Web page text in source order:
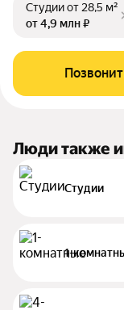
Студииот 28,5 м²
от 4,9 млн ₽
Люди также
Студии
1-